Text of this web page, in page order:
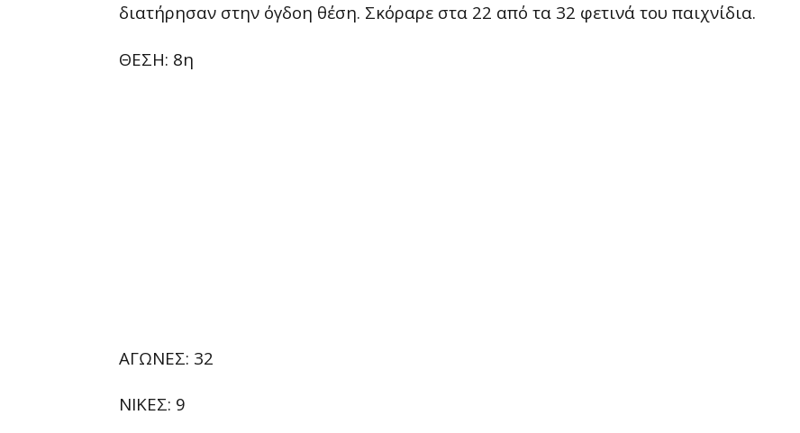
διατήρησαν στην όγδοη θέση. Σκόραρε στα 22 από τα 32 φετινά του παιχνίδια.
ΘΕΣΗ: 8η
ΑΓΩΝΕΣ: 32
ΝΙΚΕΣ: 9